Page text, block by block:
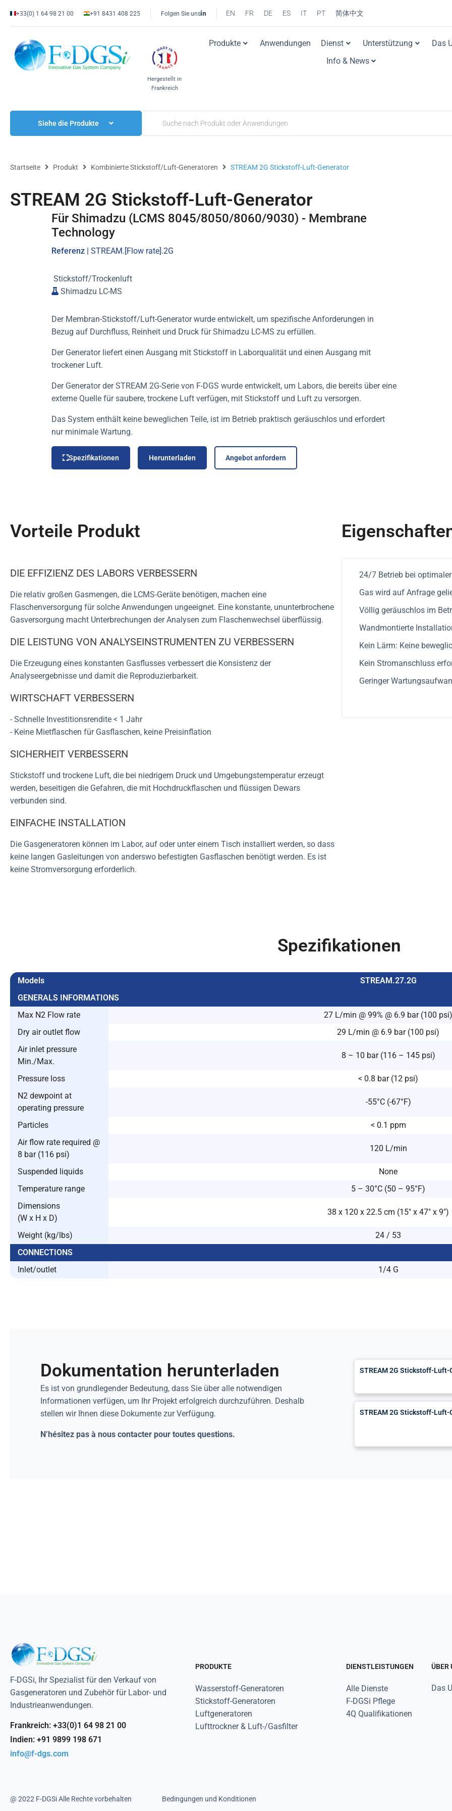
+33(0) 1 64 98 21 00 +91 8431 408 225 Folgen Sie uns EN FR DE ES IT PT 简体中文
Hergestellt in
Frankreich
Produkte Anwendungen Dienst Unterstützung
Das
Info & News
Siehe die Produkte
Startseite Produkt Kombinierte Stickstoff/Luft-Generatoren STREAM 2G Stickstoff-Luft-Generator
STREAM 2G Stickstoff-Luft-Generator
Für Shimadzu (LCMS 8045/8050/8060/9030) - Membrane
Technology
Referenz | STREAM.[Flow rate].2G
Stickstoff/Trockenluft
Shimadzu LC-MS
Der Membran-Stickstoff/Luft-Generator wurde entwickelt, um spezifische Anforderungen in
Bezug auf Durchfluss, Reinheit und Druck für Shimadzu LC-MS zu erfüllen.
Der Generator liefert einen Ausgang mit Stickstoff in Laborqualität und einen Ausgang mit
trockener Luft.
Der Generator der STREAM 2G-Serie von F-DGS wurde entwickelt, um Labors, die bereits über eine
externe Quelle für saubere, trockene Luft verfügen, mit Stickstoff und Luft zu versorgen.
Das System enthält keine beweglichen Teile, ist im Betrieb praktisch geräuschlos und erfordert
nur minimale Wartung.
Spezifikationen Herunterladen Angebot anfordern
Vorteile Produkt
DIE EFFIZIENZ DES LABORS VERBESSERN
Die relativ großen Gasmengen, die LCMS-Geräte benötigen, machen eine
Flaschenversorgung für solche Anwendungen ungeeignet. Eine konstante, ununterbrochene
Gasversorgung macht Unterbrechungen der Analysen zum Flaschenwechsel überflüssig.
DIE LEISTUNG VON ANALYSEINSTRUMENTEN ZU VERBESSERN
Die Erzeugung eines konstanten Gasflusses verbessert die Konsistenz der
Analyseergebnisse und damit die Reproduzierbarkeit.
WIRTSCHAFT VERBESSERN
- Schnelle Investitionsrendite < 1 Jahr
- Keine Mietflaschen für Gasflaschen, keine Preisinflation
SICHERHEIT VERBESSERN
Stickstoff und trockene Luft, die bei niedrigem Druck und Umgebungstemperatur erzeugt
werden, beseitigen die Gefahren, die mit Hochdruckflaschen und flüssigen Dewars
verbunden sind.
EINFACHE INSTALLATION
Die Gasgeneratoren können im Labor, auf oder unter einem Tisch installiert werden, so dass
keine langen Gasleitungen von anderswo befestigten Gasflaschen benötigt werden. Es ist
keine Stromversorgung erforderlich.
24/7 Betrieb bei
Gas wird auf Anfrage
Völlig geräuschlos im
Wandmontierte
Kein Lärm: Keine
Kein Stromanschluss
Geringer
Spezifikationen
Models
STREAM.27.2G
GENERALS INFORMATIONS
Max N2 Flow rate
27 L/min @ 99% @ 6.9 bar (100 psi)
Dry air outlet flow
29 L/min @ 6.9 bar (100 psi)
Air inlet pressure
Min./Max.
8 – 10 bar (116 – 145 psi)
Pressure loss
< 0.8 bar (12 psi)
N2 dewpoint at
operating pressure
-55°C (-67°F)
Particles
< 0.1 ppm
Air flow rate required @
8 bar (116 psi)
120 L/min
Suspended liquids
None
Temperature range
5 – 30°C (50 – 95°F)
Dimensions
(W x H x D)
38 x 120 x 22.5 cm (15″ x 47″ x 9″)
Weight (kg/lbs)
24 / 53
CONNECTIONS
Inlet/outlet
1/4 G
Dokumentation herunterladen
Es ist von grundlegender Bedeutung, dass Sie über alle notwendigen
Informationen verfügen, um Ihr Projekt erfolgreich durchzuführen. Deshalb
stellen wir Ihnen diese Dokumente zur Verfügung.
N’hésitez pas à nous contacter pour toutes questions.
STREAM 2G Stickstoff-
STREAM 2G Stickstoff-
F-DGSi, Ihr Spezialist für den Verkauf von
Gasgeneratoren und Zubehör für Labor- und
Industrieanwendungen.
Frankreich: +33(0)1 64 98 21 00
Indien: +91 9899 198 671
info@f-dgs.com
PRODUKTE
Wasserstoff-Generatoren
Stickstoff-Generatoren
Luftgeneratoren
Lufttrockner & Luft-/Gasfilter
DIENSTLEISTUNGEN
Alle Dienste
F-DGSi Pflege
4Q Qualifikationen
ÜBER
Das
@ 2022 F-DGSi Alle Rechte vorbehalten Bedingungen und Konditionen